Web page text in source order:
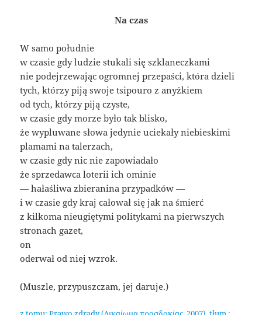
Na czas
W samo południe
w czasie gdy ludzie stukali się szklaneczkami
nie podejrzewając ogromnej przepaści, która dzieli
tych, którzy piją swoje tsipouro z anyżkiem
od tych, którzy piją czyste,
w czasie gdy morze było tak blisko,
że wypluwane słowa jedynie uciekały niebieskimi
plamami na talerzach,
w czasie gdy nic nie zapowiadało
że sprzedawca loterii ich ominie
— hałaśliwa zbieranina przypadków —
i w czasie gdy kraj całował się jak na śmierć
z kilkoma nieugiętymi politykami na pierwszych
stronach gazet,
on
oderwał od niej wzrok.
(Muszle, przypuszczam, jej daruje.)